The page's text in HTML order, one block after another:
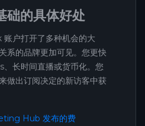
础的具体好处
户打开了多种机会的大
系的品牌更加可见。您更快
长时间直播或货币化。您
做出订阅决定的新访客中获
Hub 发布的费